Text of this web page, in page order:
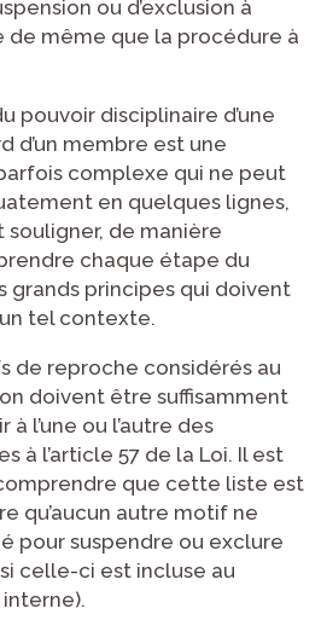
ou d’exclusion à
de même que la procédure à
pouvoir disciplinaire d’une
d’un membre est une
complexe qui ne peut
en quelques lignes,
de manière
chaque étape du
grands principes qui doivent
tel contexte.
de reproche considérés au
doivent être suffisamment
l’une ou l’autre des
à l’article 57 de la Loi. Il est
que cette liste est
qu’aucun autre motif ne
pour suspendre ou exclure
celle-ci est incluse au